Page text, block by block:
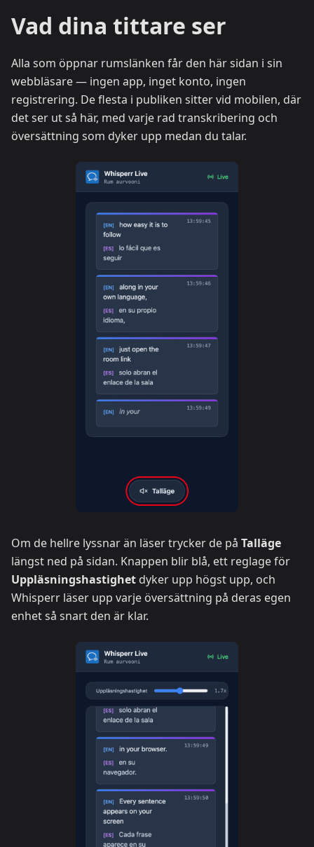
Vad dina tittare ser
Alla som öppnar rumslänken får den här sidan i sin
webbläsare — ingen app, inget konto, ingen
registrering. De flesta i publiken sitter vid mobilen, där
det ser ut så här, med varje rad transkribering och
översättning som dyker upp medan du talar.
Om de hellre lyssnar än läser trycker de på Talläge
längst ned på sidan. Knappen blir blå, ett reglage för
Uppläsningshastighet dyker upp högst upp, och
Whisperr läser upp varje översättning på deras egen
enhet så snart den är klar.